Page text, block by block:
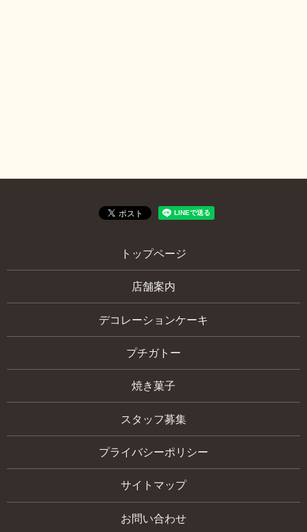
トップページ
店舗案内
デコレーションケーキ
プチガトー
焼き菓子
スタッフ募集
プライバシーポリシー
サイトマップ
お問い合わせ